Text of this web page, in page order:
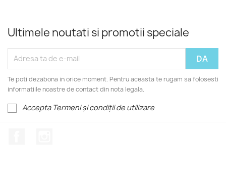
Ultimele noutati si promotii speciale
Te poti dezabona in orice moment. Pentru aceasta te rugam sa folosesti
informatiile noastre de contact din nota legala.
Accepta Termeni și condiții de utilizare